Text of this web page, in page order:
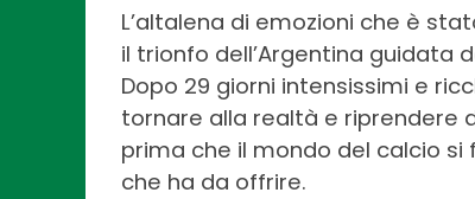
L’altalena di emozioni che è
il trionfo dell’Argentina guidata
Dopo 29 giorni intensissimi e
tornare alla realtà e riprendere
prima che il mondo del calcio
che ha da offrire.